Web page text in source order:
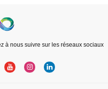
à nous suivre sur les réseaux sociaux